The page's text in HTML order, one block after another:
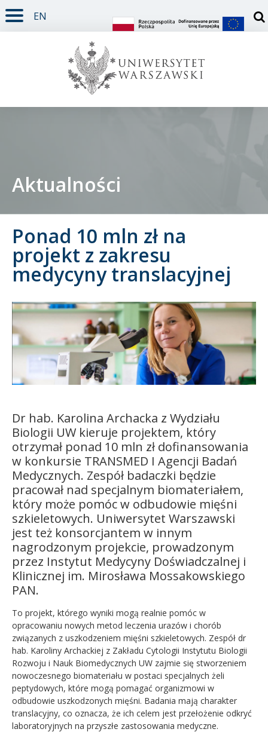
TREŚĆ STRONY
MENU GŁÓWNE
WYSZUKIWARKA
SOCIAL MEDIA
STOPKA STRONY
EN
Doktorant
Pracownik
Absolwent
Aktualności
Ponad 10 mln zł na
projekt z zakresu
medycyny translacyjnej
Dr hab. Karolina Archacka z Wydziału
Biologii UW kieruje projektem, który
otrzymał ponad 10 mln zł dofinansowania
w konkursie TRANSMED I Agencji Badań
Medycznych. Zespół badaczki będzie
pracował nad specjalnym biomateriałem,
który może pomóc w odbudowie mięśni
szkieletowych. Uniwersytet Warszawski
jest też konsorcjantem w innym
nagrodzonym projekcie, prowadzonym
przez Instytut Medycyny Doświadczalnej i
Klinicznej im. Mirosława Mossakowskiego
PAN.
To projekt, którego wyniki mogą realnie pomóc w
opracowaniu nowych metod leczenia urazów i chorób
związanych z uszkodzeniem mięśni szkieletowych. Zespół dr
hab. Karoliny Archackiej z Zakładu Cytologii Instytutu Biologii
Rozwoju i Nauk Biomedycznych UW zajmie się stworzeniem
nowoczesnego biomateriału w postaci specjalnych żeli
peptydowych, które mogą pomagać organizmowi w
odbudowie uszkodzonych mięśni. Badania mają charakter
translacyjny, co oznacza, że ich celem jest przełożenie odkryć
laboratoryjnych na przyszłe zastosowania medyczne.